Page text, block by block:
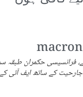
فرانسیسی حکمران طبقہ
کے ساتھ ایف آئی